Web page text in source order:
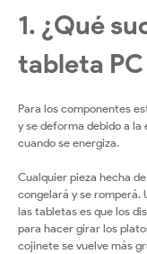
1. ¿Qué
tableta
Para los componentes
y se deforma debido a
cuando se energiza.
Cualquier pieza hecha
congelará y se romperá.
las tabletas es que los
para hacer girar los
cojinete se vuelve más